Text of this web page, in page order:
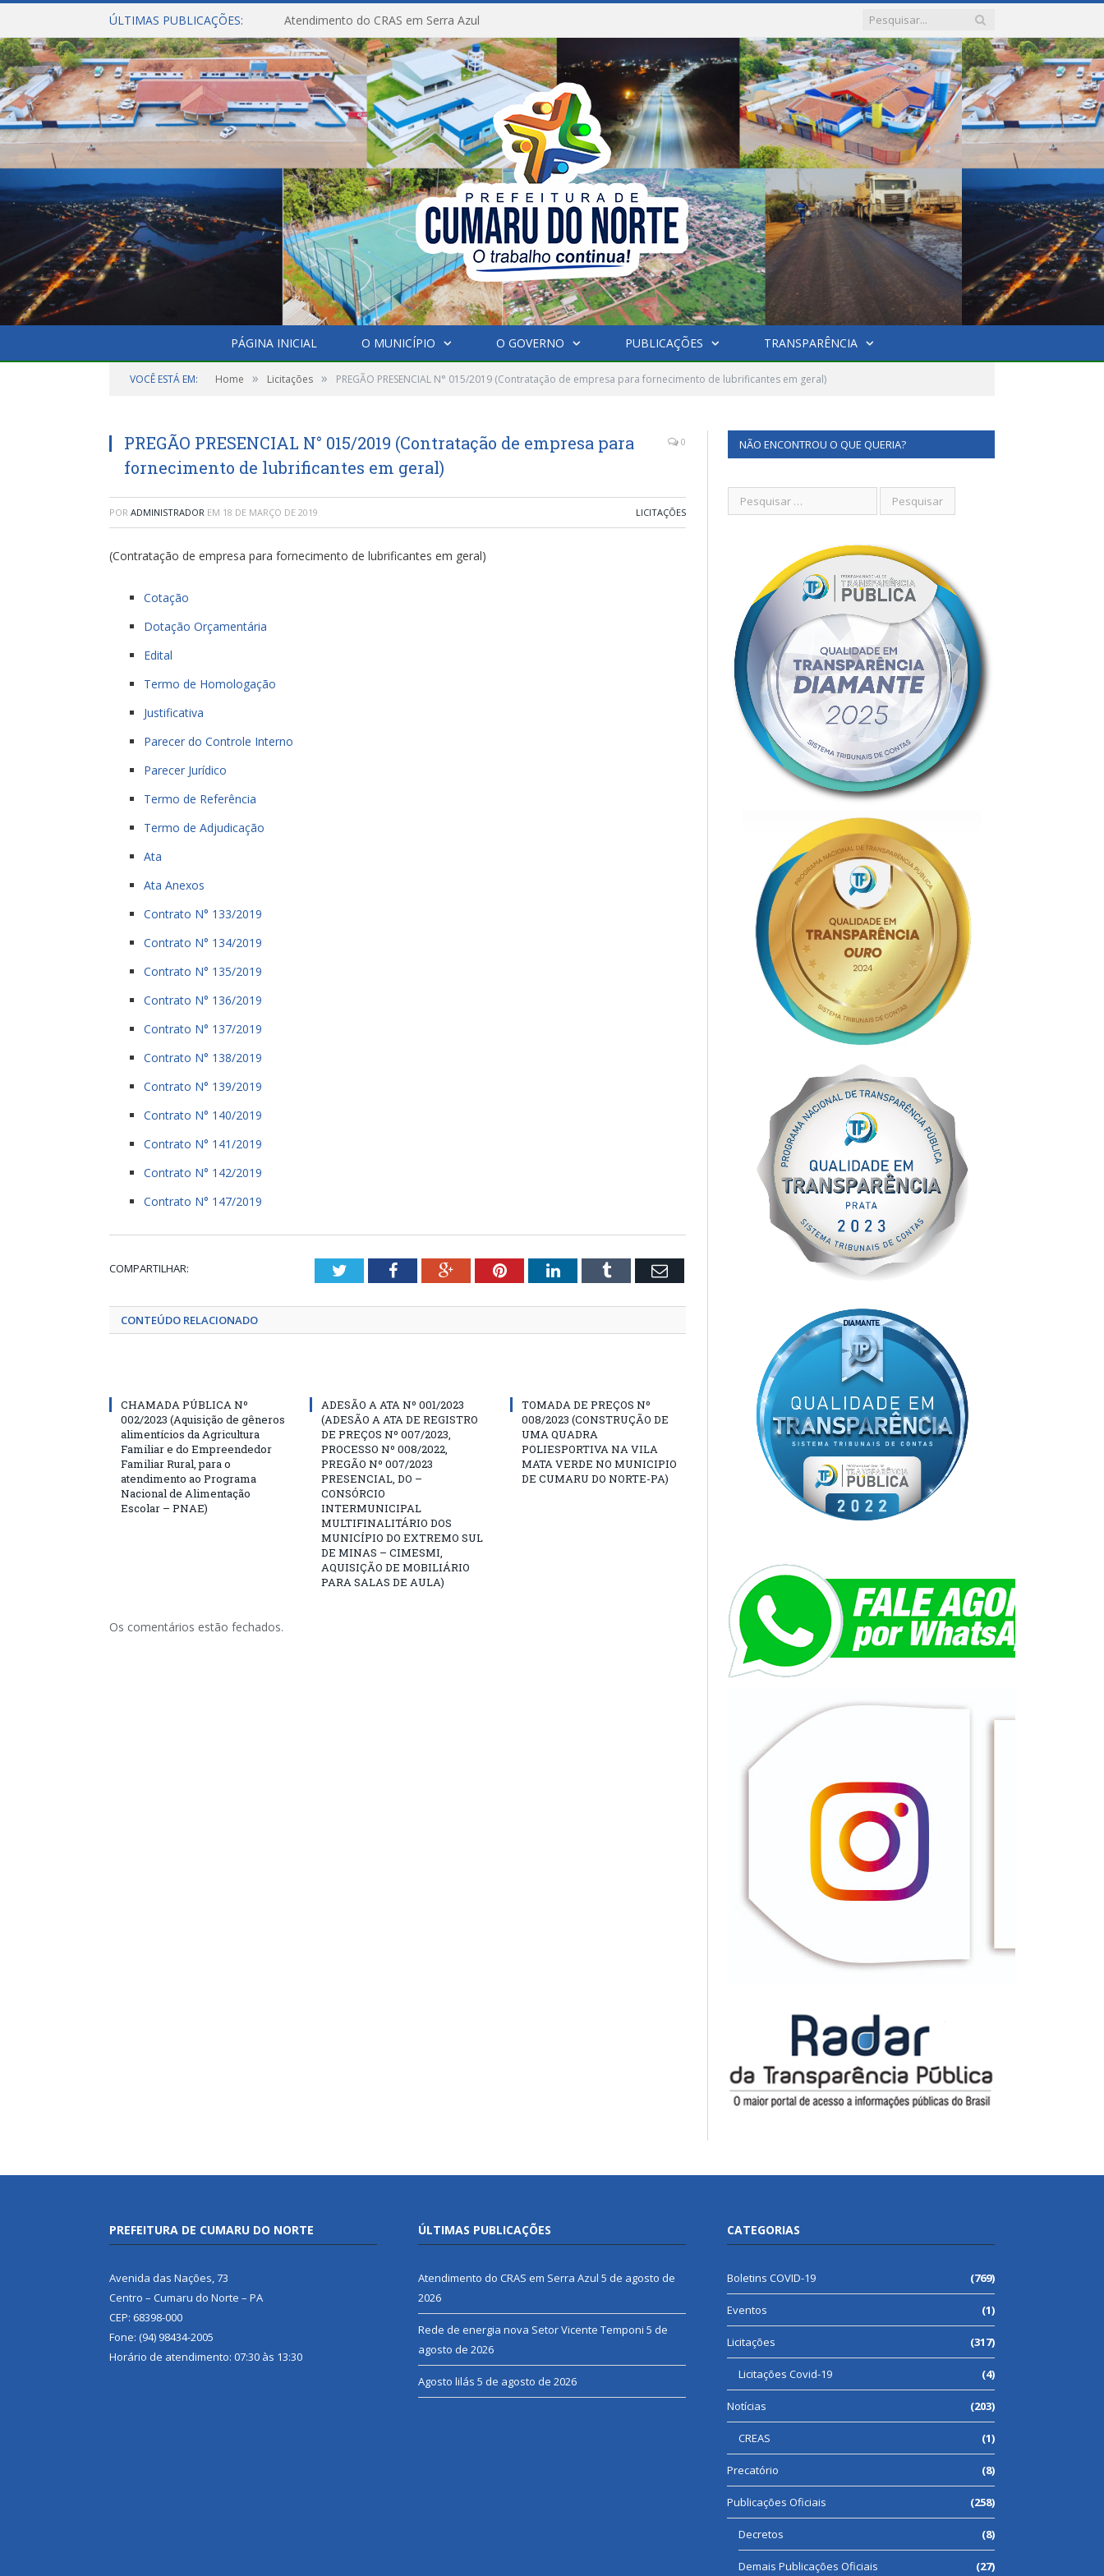
ÚLTIMAS PUBLICAÇÕES: Atendimento do CRAS em Serra Azul
PÁGINA INICIAL O MUNICÍPIO O GOVERNO PUBLICAÇÕES TRANSPARÊNCIA
VOCÊ ESTÁ EM: Home » Licitações » PREGÃO PRESENCIAL N° 015/2019 (Contratação de empresa para fornecimento de lubrificantes em geral)
PREGÃO PRESENCIAL N° 015/2019 (Contratação de empresa para
fornecimento de lubrificantes em geral)
0
POR ADMINISTRADOR EM 18 DE MARÇO DE 2019 LICITAÇÕES
(Contratação de empresa para fornecimento de lubrificantes em geral)
Cotação
Dotação Orçamentária
Edital
Termo de Homologação
Justificativa
Parecer do Controle Interno
Parecer Jurídico
Termo de Referência
Termo de Adjudicação
Ata
Ata Anexos
Contrato N° 133/2019
Contrato N° 134/2019
Contrato N° 135/2019
Contrato N° 136/2019
Contrato N° 137/2019
Contrato N° 138/2019
Contrato N° 139/2019
Contrato N° 140/2019
Contrato N° 141/2019
Contrato N° 142/2019
Contrato N° 147/2019
COMPARTILHAR: TwitterFacebookGoogle+PinterestLinkedInTumblr Email
CONTEÚDO RELACIONADO
CHAMADA PÚBLICA Nº
002/2023 (Aquisição de gêneros
alimentícios da Agricultura
Familiar e do Empreendedor
Familiar Rural, para o
atendimento ao Programa
Nacional de Alimentação
Escolar – PNAE)
ADESÃO A ATA Nº 001/2023
(ADESÃO A ATA DE REGISTRO
DE PREÇOS Nº 007/2023,
PROCESSO Nº 008/2022,
PREGÃO Nº 007/2023
PRESENCIAL, DO –
CONSÓRCIO
INTERMUNICIPAL
MULTIFINALITÁRIO DOS
MUNICÍPIO DO EXTREMO SUL
DE MINAS – CIMESMI,
AQUISIÇÃO DE MOBILIÁRIO
PARA SALAS DE AULA)
TOMADA DE PREÇOS Nº
008/2023 (CONSTRUÇÃO DE
UMA QUADRA
POLIESPORTIVA NA VILA
MATA VERDE NO MUNICIPIO
DE CUMARU DO NORTE-PA)
Os comentários estão fechados.
NÃO ENCONTROU O QUE QUERIA?
PREFEITURA DE CUMARU DO NORTE
Avenida das Nações, 73
Centro – Cumaru do Norte – PA
CEP: 68398-000
Fone: (94) 98434-2005
Horário de atendimento: 07:30 às 13:30
ÚLTIMAS PUBLICAÇÕES
Atendimento do CRAS em Serra Azul 5 de agosto de
2026
Rede de energia nova Setor Vicente Temponi 5 de
agosto de 2026
Agosto lilás 5 de agosto de 2026
CATEGORIAS
Boletins COVID-19 (769)
Eventos (1)
Licitações (317)
Licitações Covid-19 (4)
Notícias (203)
CREAS (1)
Precatório (8)
Publicações Oficiais (258)
Decretos (8)
Demais Publicações Oficiais (27)